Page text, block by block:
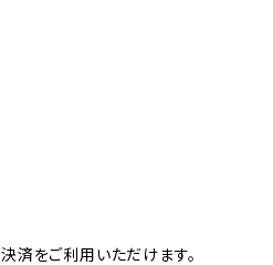
済をご利用いただけます。